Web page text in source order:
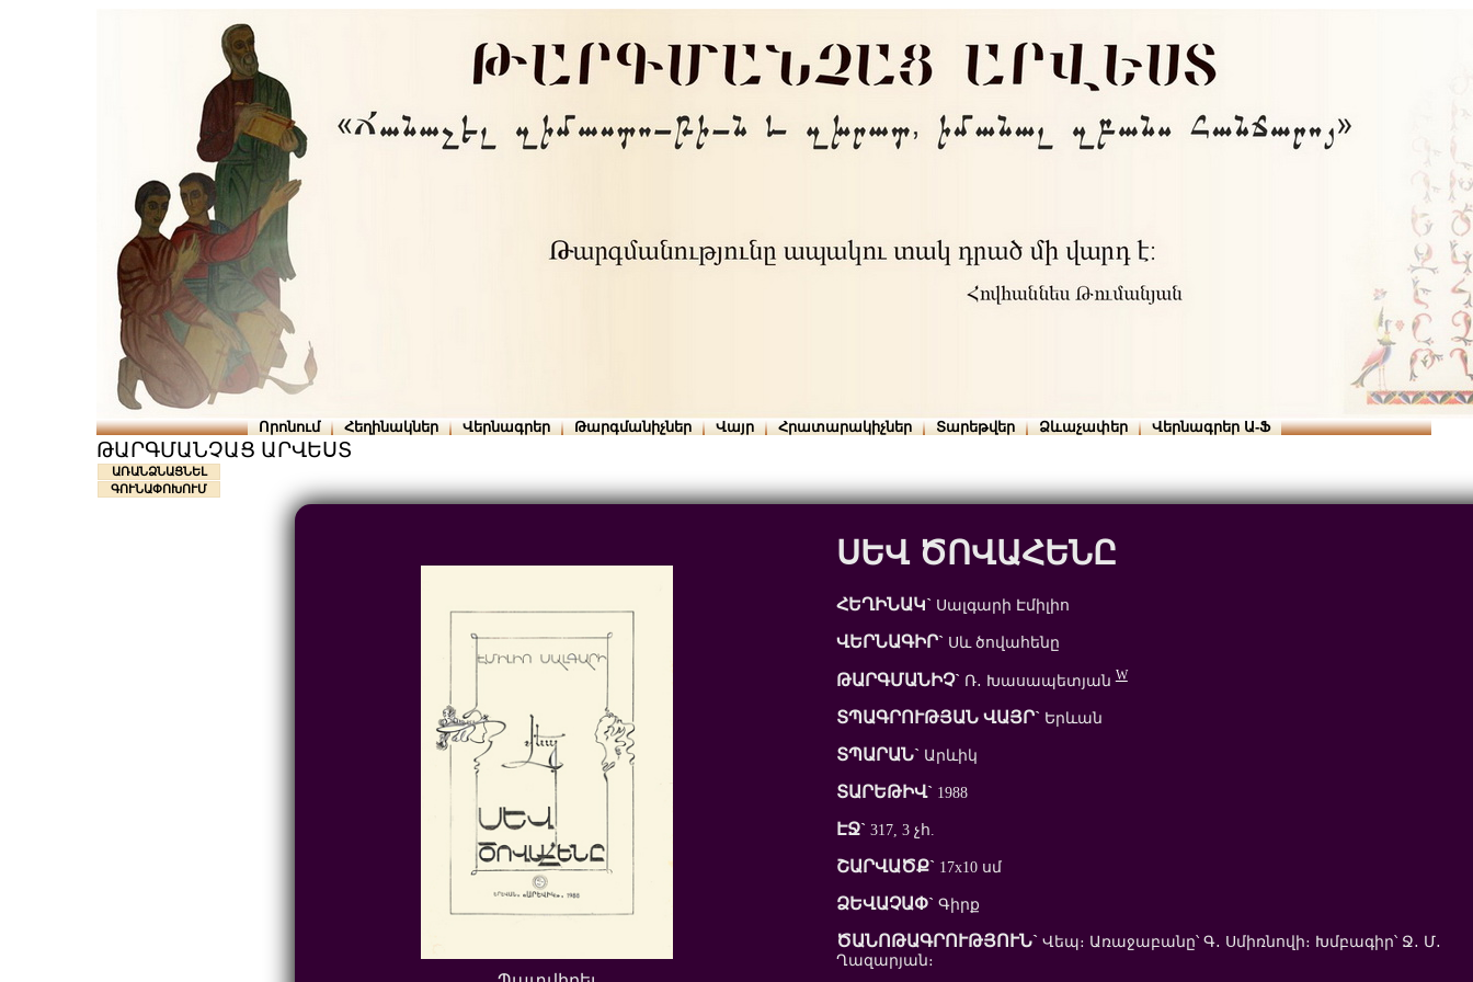
Որոնում Հեղինակներ Վերնագրեր Թարգմանիչներ Վայր Հրատարակիչներ Տարեթվեր Ձևաչափեր Վերնագրեր Ա-Ֆ
ԹԱՐԳՄԱՆՉԱՑ ԱՐՎԵՍՏ
ԱՌԱՆՁՆԱՑՆԵԼ
ԳՈՒՆԱՓՈԽՈՒՄ
ՍԵՎ ԾՈՎԱՀԵՆԸ
ՀԵՂԻՆԱԿ` Սալգարի Էմիլիո
ՎԵՐՆԱԳԻՐ` Սև ծովահենը
ԹԱՐԳՄԱՆԻՉ` Ռ․ ԽասապետյանW
ՏՊԱԳՐՈՒԹՅԱՆ ՎԱՅՐ` Երևան
ՏՊԱՐԱՆ` Արևիկ
ՏԱՐԵԹԻՎ` 1988
ԷՋ` 317, 3 չհ.
ՇԱՐՎԱԾՔ` 17x10 սմ
ՁԵՎԱՉԱՓ` Գիրք
ԾԱՆՈԹԱԳՐՈՒԹՅՈՒՆ` Վեպ։ Առաջաբանը՝ Գ․ Սմիռնովի։ Խմբագիր՝ Ջ․ Մ․
Ղազարյան։